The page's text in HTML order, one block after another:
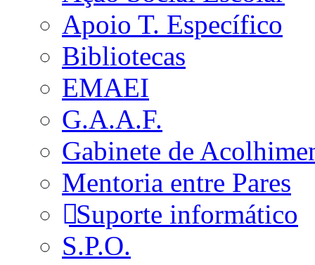
Apoio T. Específico
Bibliotecas
EMAEI
G.A.A.F.
Gabinete de
Mentoria entre Pares
Suporte informático
S.P.O.